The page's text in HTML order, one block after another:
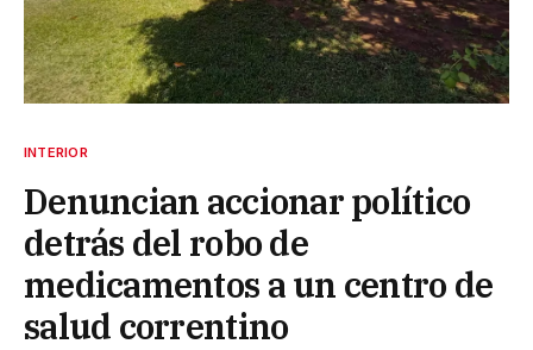
INTERIOR
Denuncian accionar político
detrás del robo de
medicamentos a un centro de
salud correntino